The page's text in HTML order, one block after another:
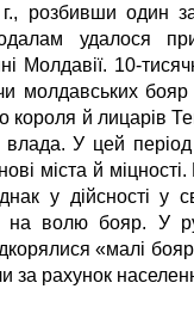
розбивши один
удалося
Молдавії. 10-
молдавських
й лицарів
влада. У цей
міста й
у дійсності у
на волю бояр.
«малі
за рахунок